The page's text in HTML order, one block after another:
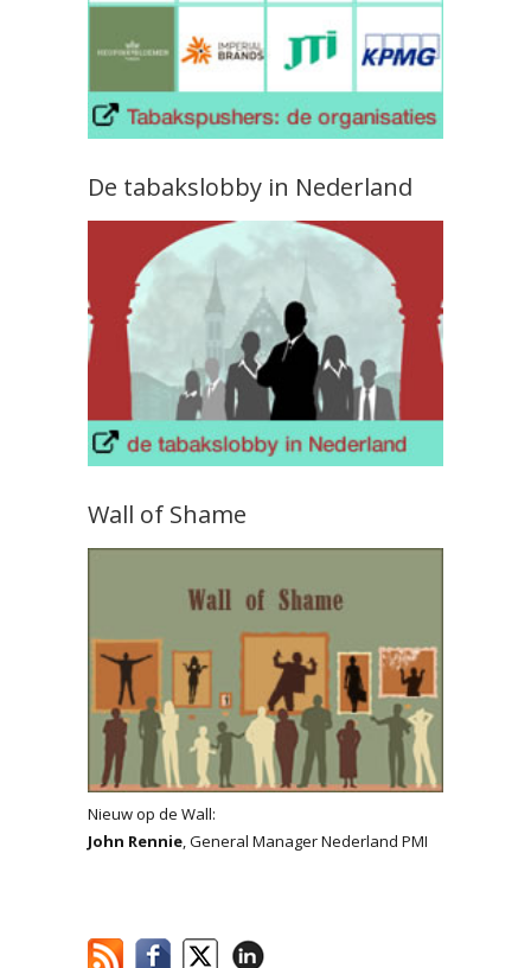
De tabakslobby in Nederland
Wall of Shame
Nieuw op de Wall:
John Rennie, General Manager Nederland PMI